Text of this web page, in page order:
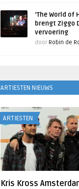
‘The World of
brengt Ziggo
vervoering
door Robin de
ARTIESTEN NIEUWS
ARTIESTEN
Kris Kross